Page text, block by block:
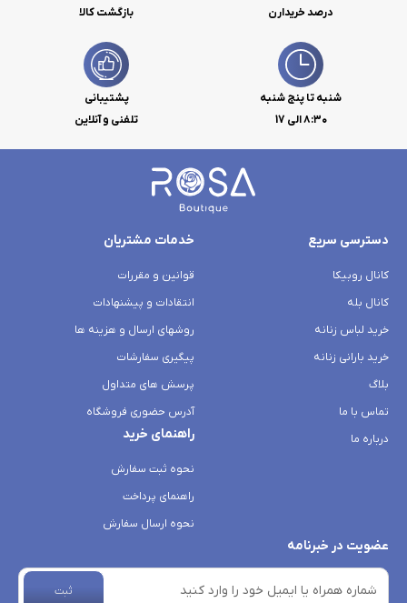
درصد خریدارن
بازگشت کالا
شنبه تا پنج شنبه
۸:۳۰ الی 17
پشتیبانی
تلفنی و آنلاین
دسترسی سریع
کانال روبیکا
کانال بله
خرید لباس زنانه
خرید بارانی زنانه
بلاگ
تماس با ما
درباره ما
خدمات مشتریان
قوانین و مقررات
انتقادات و پیشنهادات
روشهای ارسال و هزینه ها
پیگیری سفارشات
پرسش های متداول
آدرس حضوری فروشگاه
راهنمای خرید
نحوه ثبت سفارش
راهنمای پرداخت
نحوه ارسال سفارش
عضویت در خبرنامه
ثبت